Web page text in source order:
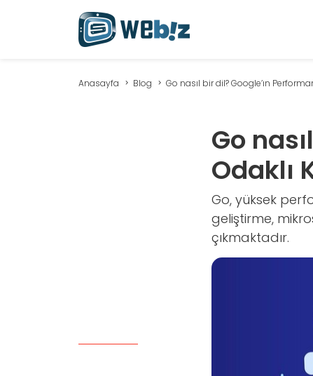
Anasayfa Blog Go nasıl bir dil? Google’ın
Go
Odaklı
Go, yüksek
geliştirme,
çıkmaktadır.